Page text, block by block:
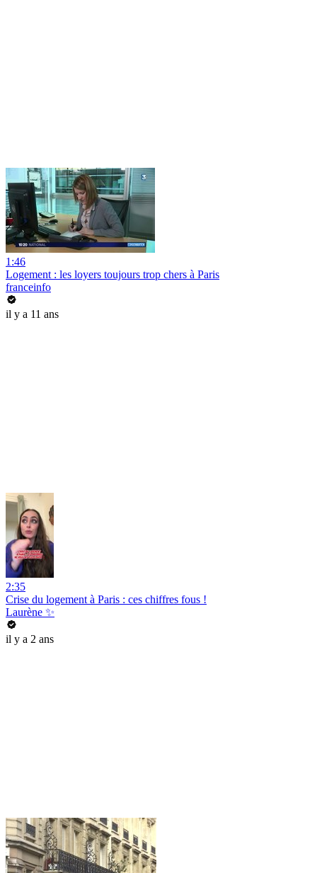
1:46
Logement : les loyers toujours trop chers à Paris
franceinfo
il y a 11 ans
2:35
Crise du logement à Paris : ces chiffres fous !
Laurène ✨
il y a 2 ans